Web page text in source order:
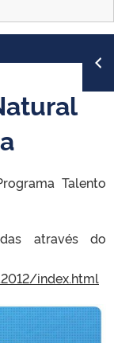
Talento
através do
index.html